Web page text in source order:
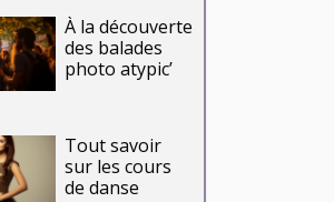
À la découverte
des balades
photo atypic’
Tout savoir
sur les cours
de danse